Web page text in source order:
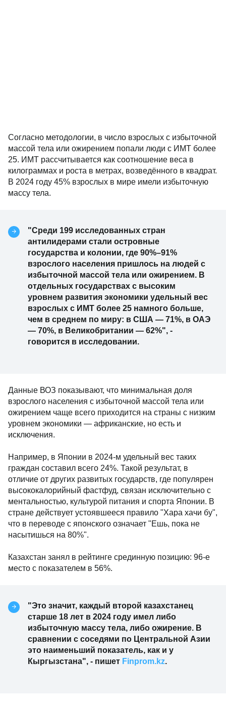
Согласно методологии, в число взрослых с избыточной
массой тела или ожирением попали люди с ИМТ более
25. ИМТ рассчитывается как соотношение веса в
килограммах и роста в метрах, возведённого в квадрат.
В 2024 году 45% взрослых в мире имели избыточную
массу тела.
"Среди 199 исследованных стран
антилидерами стали островные
государства и колонии, где 90%–91%
взрослого населения пришлось на людей с
избыточной массой тела или ожирением. В
отдельных государствах с высоким
уровнем развития экономики удельный вес
взрослых с ИМТ более 25 намного больше,
чем в среднем по миру: в США — 71%, в ОАЭ
— 70%, в Великобритании — 62%", -
говорится в исследовании.
Данные ВОЗ показывают, что минимальная доля
взрослого населения с избыточной массой тела или
ожирением чаще всего приходится на страны с низким
уровнем экономики — африканские, но есть и
исключения.
Например, в Японии в 2024-м удельный вес таких
граждан составил всего 24%. Такой результат, в
отличие от других развитых государств, где популярен
высококалорийный фастфуд, связан исключительно с
ментальностью, культурой питания и спорта Японии. В
стране действует устоявшееся правило "Хара хачи бу",
что в переводе с японского означает "Ешь, пока не
насытишься на 80%".
Казахстан занял в рейтинге срединную позицию: 96-е
место с показателем в 56%.
"Это значит, каждый второй казахстанец
старше 18 лет в 2024 году имел либо
избыточную массу тела, либо ожирение. В
сравнении с соседями по Центральной Азии
это наименьший показатель, как и у
Кыргызстана", - пишет Finprom.kz.